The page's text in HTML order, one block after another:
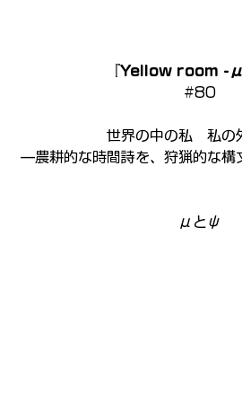
『Yellow room -μ
#80
世界の中の私　私の
—農耕的な時間詩を、狩猟的な
μとψ